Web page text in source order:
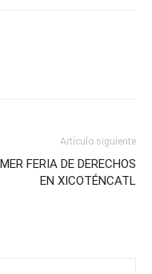
Artículo siguiente
FERIA DE DERECHOS
EN XICOTÉNCATL